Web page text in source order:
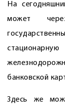
На
может
банковской
Здесь же